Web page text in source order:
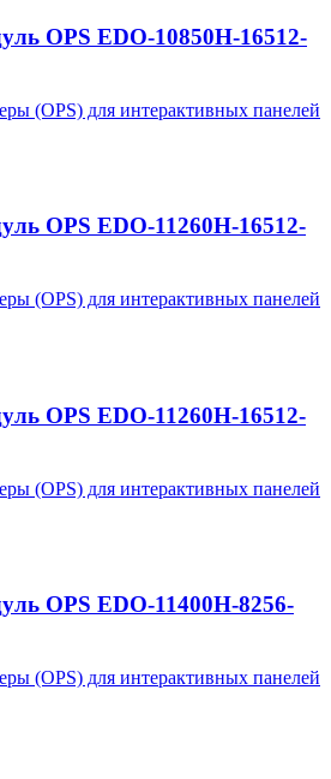
OPS EDO-10850H-16512-
(OPS) для интерактивных панелей
OPS EDO-11260H-16512-
(OPS) для интерактивных панелей
OPS EDO-11260H-16512-
(OPS) для интерактивных панелей
OPS EDO-11400H-8256-
(OPS) для интерактивных панелей